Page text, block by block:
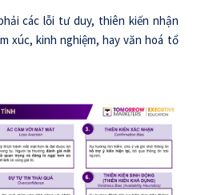
các lỗi tư duy, thiên kiến nhận
xúc, kinh nghiệm, hay văn hoá tổ